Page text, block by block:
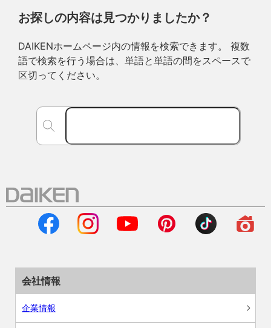
お探しの内容は見つかりましたか？
DAIKENホームページ内の情報を検索できます。 複数
語で検索を行う場合は、単語と単語の間をスペースで
区切ってください。
会社情報
企業情報